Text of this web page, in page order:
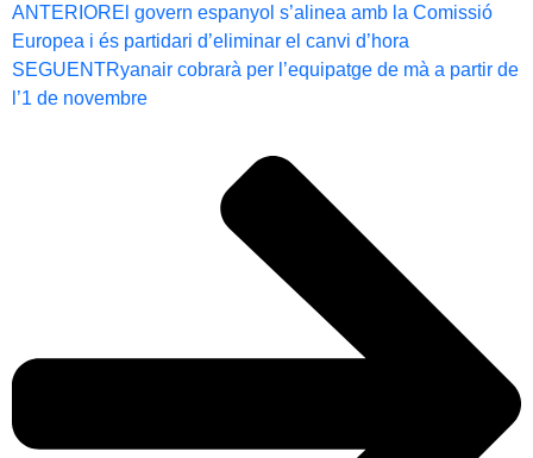
ANTERIOREl govern espanyol s’alinea amb la Comissió
Europea i és partidari d’eliminar el canvi d’hora
SEGUENTRyanair cobrarà per l’equipatge de mà a partir de
l’1 de novembre